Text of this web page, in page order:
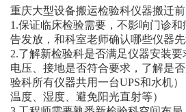
重庆大型设备搬运检验科仪器搬迁
1.保证临床检验需要，不影响门诊
告发放，和科室老师确认哪些仪器
2.了解新检验科是否满足仪器安装要
电压、接地是否符合要求，了解是
验科所有仪器共用一台UPS和水机
温度、湿度、避免阳光直射等）